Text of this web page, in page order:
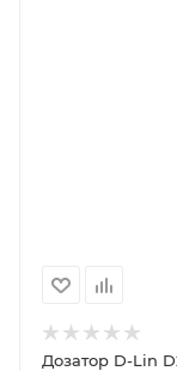
Дозатор D-Lin